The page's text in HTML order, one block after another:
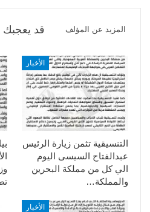
قد يعجبك المزيد عن المؤلف
الأخبار
التنسيقية تثمن زيارة الرئيس
عبدالفتاح السيسى اليوم
الي كل من مملكة البحرين
والمملكة…
الأخبار